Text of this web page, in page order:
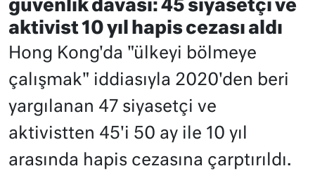
güvenlik davası: 45 siyasetçi ve
aktivist 10 yıl hapis cezası aldı
Hong Kong'da "ülkeyi bölmeye
çalışmak" iddiasıyla 2020'den beri
yargılanan 47 siyasetçi ve
aktivistten 45'i 50 ay ile 10 yıl
arasında hapis cezasına çarptırıldı.